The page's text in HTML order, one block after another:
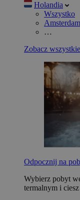
Holandia
Wszystko
Amsterdam
…
Zobacz
Odpocznij na
Wybierz pobyt
termalnym i